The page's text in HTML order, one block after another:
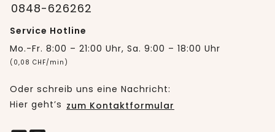
0848-626262
Service Hotline
Mo.-Fr. 8:00 – 21:00 Uhr, Sa. 9:00 – 18:00 Uhr
(0,08 CHF/min)
Oder schreib uns eine Nachricht:
Hier geht’s zum Kontaktformular